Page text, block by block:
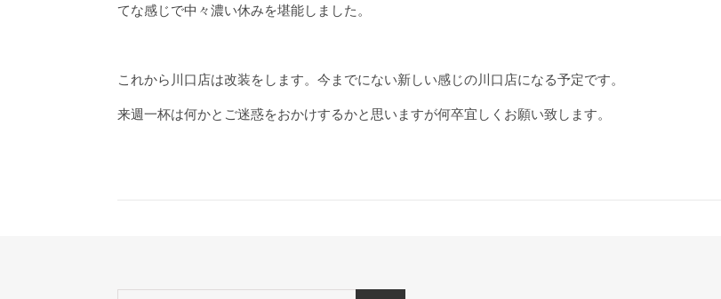
てな感じで中々濃い休みを堪能しました。
これから川口店は改装をします。今までにない新しい感じの川口店になる予定です。
来週一杯は何かとご迷惑をおかけするかと思いますが何卒宜しくお願い致します。